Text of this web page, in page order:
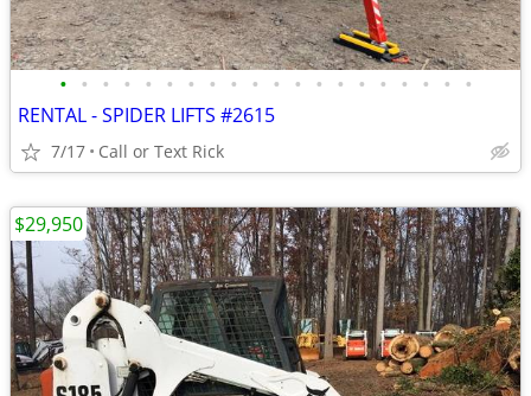
• • • • • • • • • • • • • • • • • • • •
RENTAL - SPIDER LIFTS #2615
7/17 Call or Text Rick
$29,950